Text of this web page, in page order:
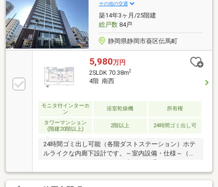
その他の交通
築14年3ヶ月/25階建
総戸数84戸
静岡県静岡市葵区伝馬町
5,980万円
2SLDK 70.38m2
4階 南西
モニタ付インターホ
ン
浴室乾燥機 所有権
タワーマンション
(階建20階以上)
2階以上 24時間ゴミ出し可
24時間ゴミ出し可能（各階ダストステーション）ホテ
ルライクな内廊下設計です。～室内設備・仕様～（キ
3口ガスコンロ・スライド式収納（足元収納含む）・
ビルトイン食器洗浄乾燥機・耐震ラッチ付き吊戸棚